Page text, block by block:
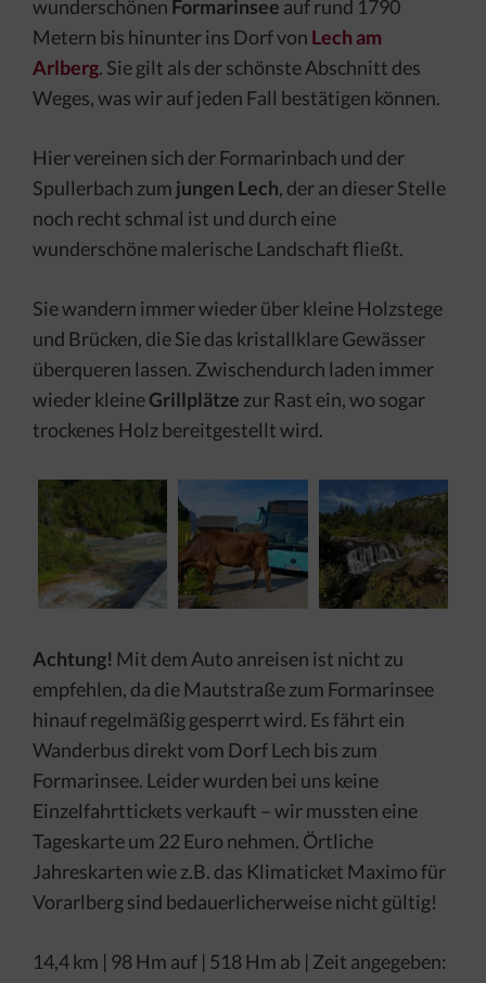
wunderschönen Formarinsee auf rund 1790
Metern bis hinunter ins Dorf von Lech am
Arlberg. Sie gilt als der schönste Abschnitt des
Weges, was wir auf jeden Fall bestätigen können.
Hier vereinen sich der Formarinbach und der
Spullerbach zum jungen Lech, der an dieser Stelle
noch recht schmal ist und durch eine
wunderschöne malerische Landschaft fließt.
Sie wandern immer wieder über kleine Holzstege
und Brücken, die Sie das kristallklare Gewässer
überqueren lassen. Zwischendurch laden immer
wieder kleineGrillplätze zur Rast ein, wo sogar
trockenes Holz bereitgestellt wird.
Achtung! Mit dem Auto anreisen ist nicht zu
empfehlen, da die Mautstraße zum Formarinsee
hinauf regelmäßig gesperrt wird. Es fährt ein
Wanderbus direkt vom Dorf Lech bis zum
Formarinsee. Leider wurden bei uns keine
Einzelfahrttickets verkauft – wir mussten eine
Tageskarte um 22 Euro nehmen. Örtliche
Jahreskarten wie z.B. das Klimaticket Maximo für
Vorarlberg sind bedauerlicherweise nicht gültig!
14,4 km | 98 Hm auf | 518 Hm ab | Zeit angegeben: